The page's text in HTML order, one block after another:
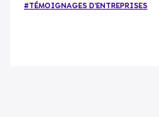
#TÉMOIGNAGES D'ENTREPRISES